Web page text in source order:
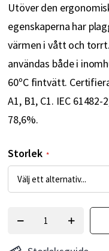
Utöver den
egenskaperna har
värmen i vått och
användas både i
60ºC fintvätt.
A1, B1, C1. IEC 61482-
78,6%.
Storlek